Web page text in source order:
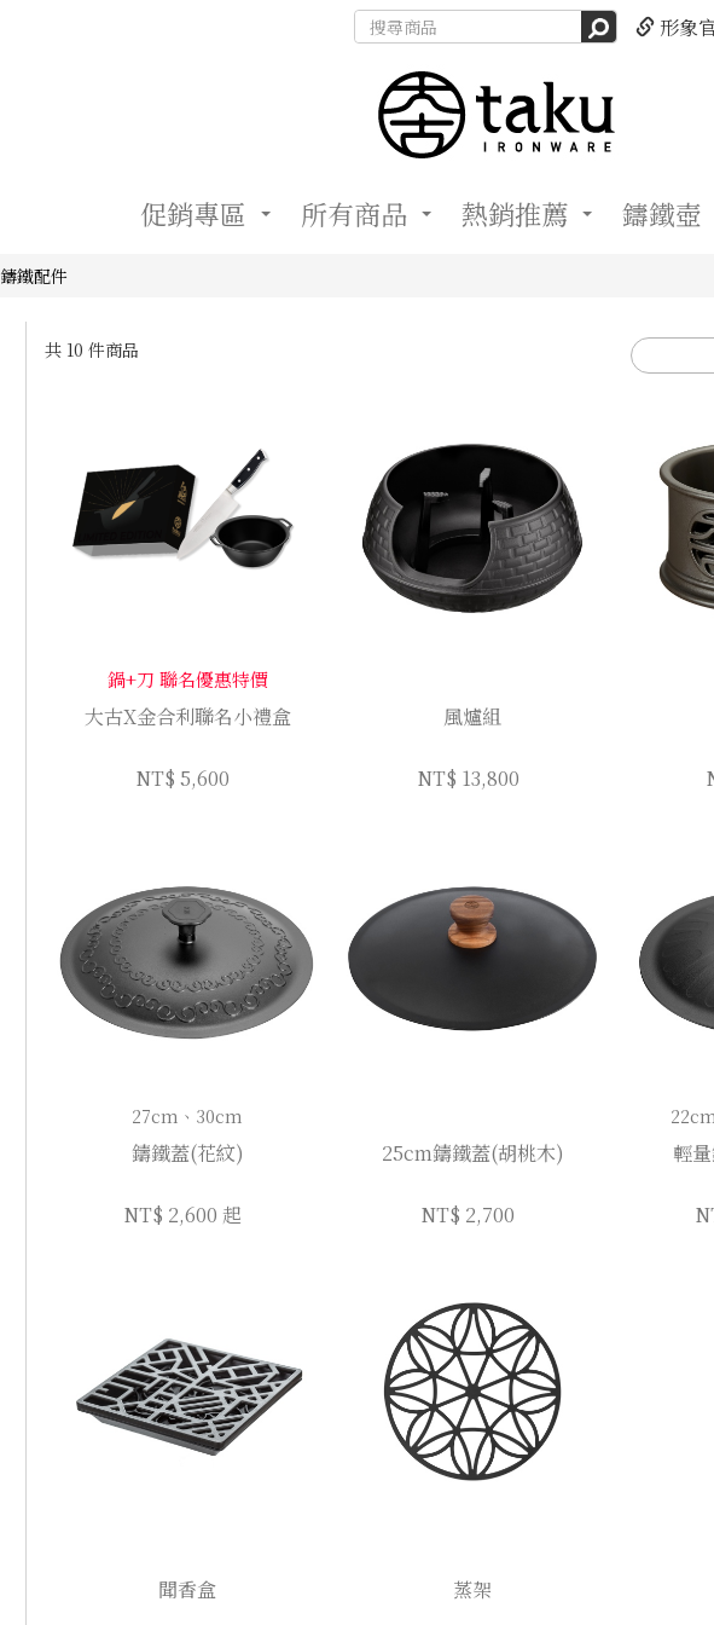
形象
促銷專區 所有商品 熱銷推薦 鑄鐵壺
鑄鐵配件
共 10 件商品
鍋+刀 聯名優惠特價
大古X金合利聯名小禮盒
NT$ 5,600
風爐組
NT$ 13,800
27cm、30cm
鑄鐵蓋(花紋)
NT$ 2,600 起
25cm鑄鐵蓋(胡桃木)
NT$ 2,700
輕
聞香盒 蒸架